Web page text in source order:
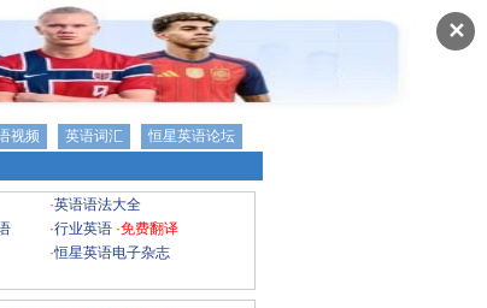
✕
视频 英语词汇
恒星英语论坛
·英语语法大全
·行业英语 ·免费翻译
·恒星英语电子杂志